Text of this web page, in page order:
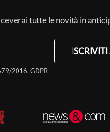
tutte le novità in
ISCRIVITI
2016, GDPR